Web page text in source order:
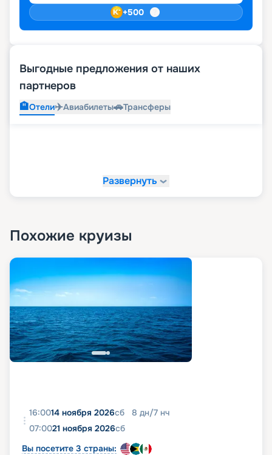
+500
Выгодные предложения от наших
партнеров
🏨Отели✈️Авиабилеты🚗Трансферы
Развернуть
Похожие круизы
16:0014 ноября 2026сб 8 дн/7 нч
07:0021 ноября 2026сб
Вы посетите 3 страны: